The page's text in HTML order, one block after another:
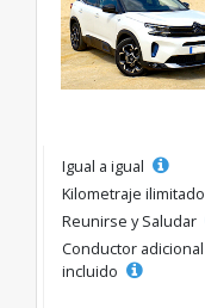
Igual a igual
Kilometraje ilimitado
Reunirse y Saludar
Conductor adicional
incluido